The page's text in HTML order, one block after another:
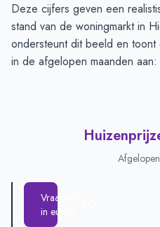
Deze cijfers geven een
stand van de woningmarkt in
ondersteunt dit beeld en
in de afgelopen maanden aan:
Vraagprijs
in euro's